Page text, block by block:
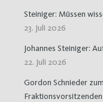
Steiniger: Müssen
23. Juli 2026
Johannes Steiniger:
22. Juli 2026
Gordon Schnieder
Fraktionsvorsitzenden